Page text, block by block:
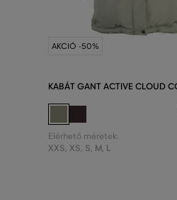
AKCIÓ -50%
KABÁT GANT ACTIVE CLOUD
Elérhető méretek:
XXS, XS, S, M, L